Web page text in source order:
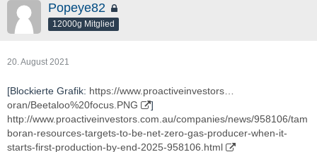
Popeye82
12000g Mitglied
20. August 2021
[Blockierte Grafik: https://www.proactiveinvestors…
oran/Beetaloo%20focus.PNG
]
http://www.proactiveinvestors.com.au/companies/news/958106/tam
boran-resources-targets-to-be-net-zero-gas-producer-when-it-
starts-first-production-by-end-2025-958106.html